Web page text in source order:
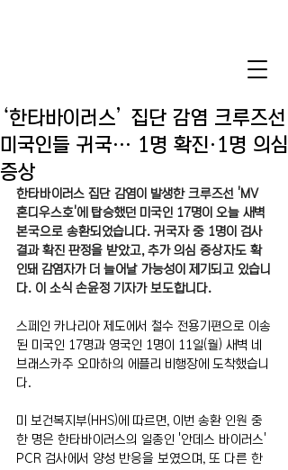
‘한타바이러스’ 집단 감염 크루즈선
미국인들 귀국… 1명 확진·1명 의심
증상
한타바이러스 집단 감염이 발생한 크루즈선 'MV
혼디우스호'에 탑승했던 미국인 17명이 오늘 새벽
본국으로 송환되었습니다. 귀국자 중 1명이 검사
결과 확진 판정을 받았고, 추가 의심 증상자도 확
인돼 감염자가 더 늘어날 가능성이 제기되고 있습니
다. 이 소식 손윤정 기자가 보도합니다.
스페인 카나리아 제도에서 철수 전용기편으로 이송
된 미국인 17명과 영국인 1명이 11일(월) 새벽 네
브래스카주 오마하의 에플리 비행장에 도착했습니
다.
미 보건복지부(HHS)에 따르면, 이번 송환 인원 중
한 명은 한타바이러스의 일종인 '안데스 바이러스'
PCR 검사에서 양성 반응을 보였으며, 또 다른 한